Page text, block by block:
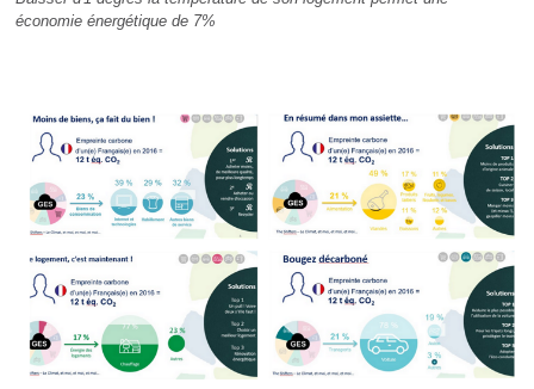
économie énergétique de 7%